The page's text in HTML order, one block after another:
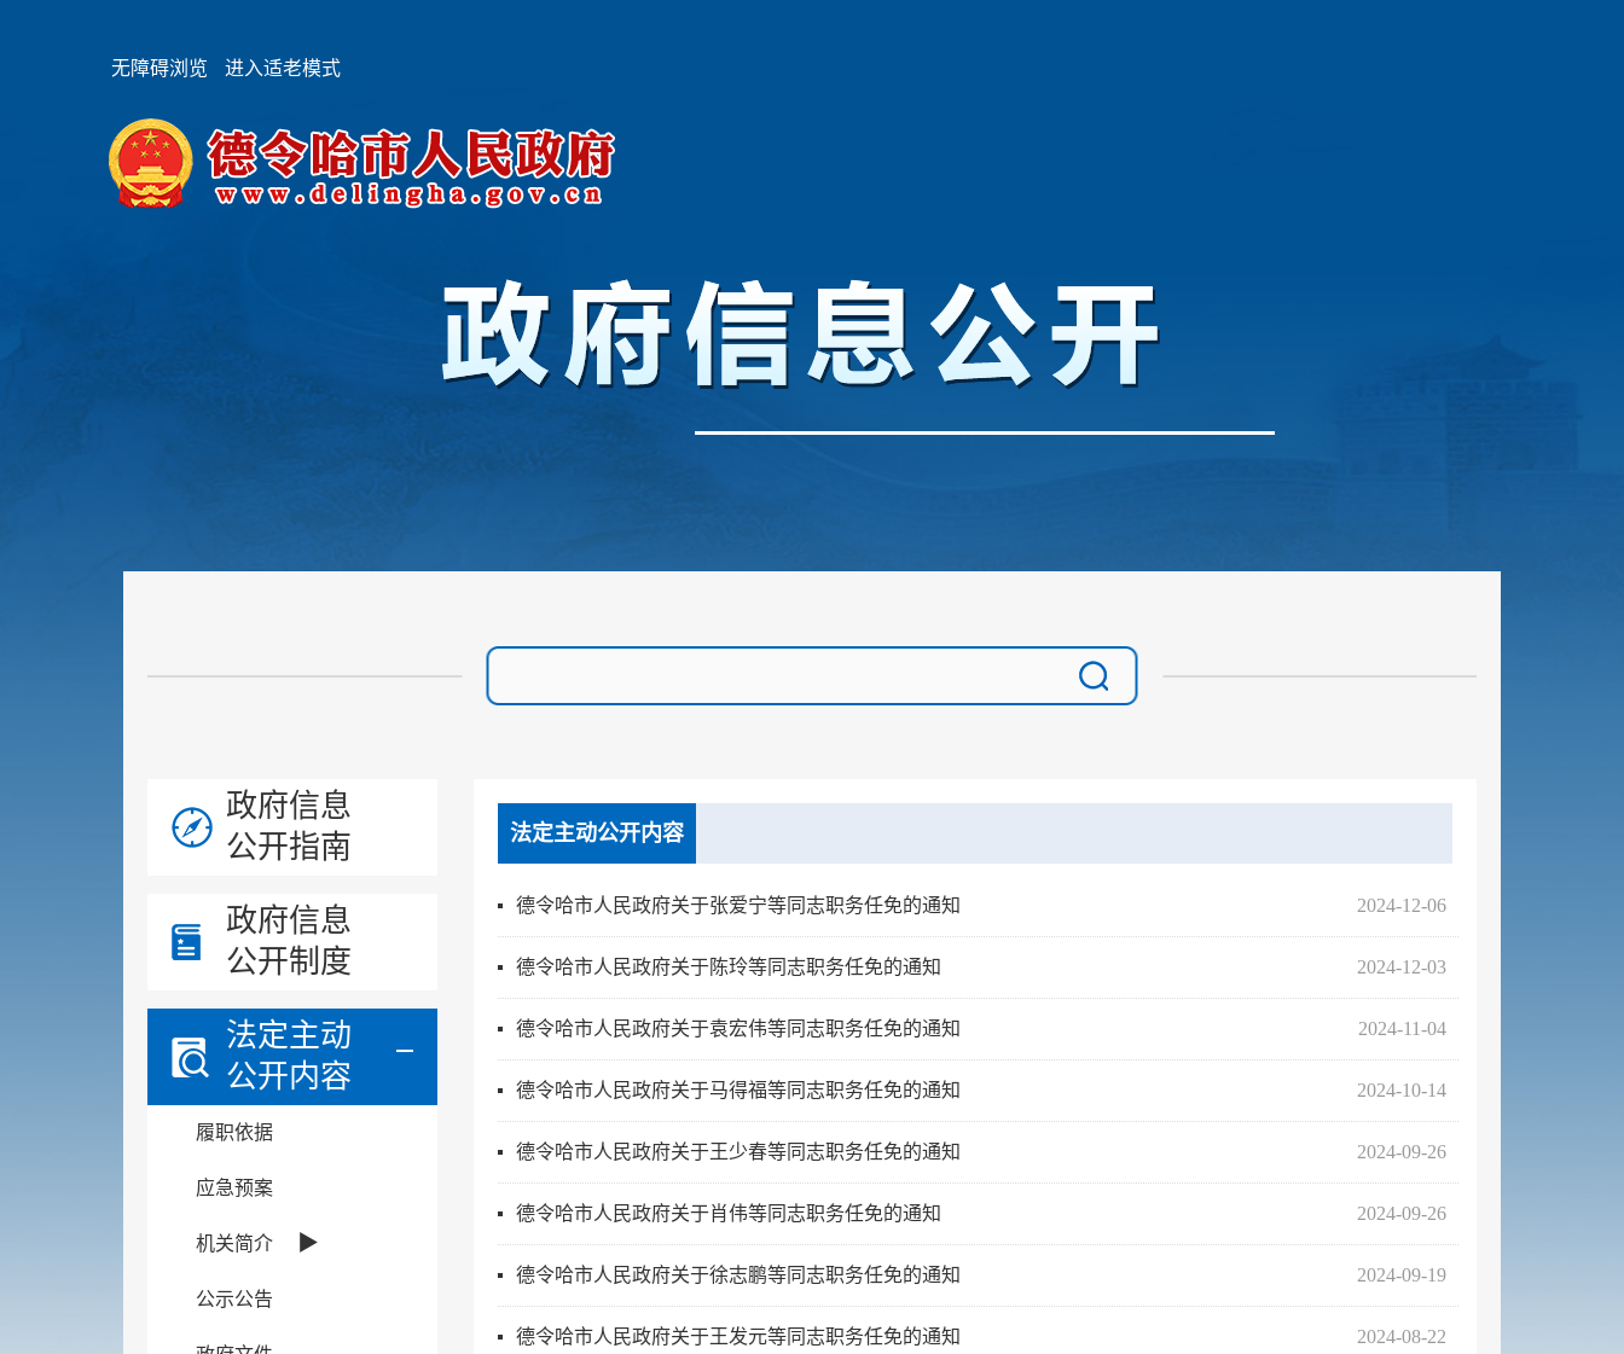
无障碍浏览 进入适老模式
政府信息
公开指南
政府信息
公开制度
法定主动
公开内容
履职依据
应急预案
机关简介 ▶
公示公告
法定主动公开内容
德令哈市人民政府关于张爱宁等同志职务任免的通知 2024-12-06
德令哈市人民政府关于陈玲等同志职务任免的通知 2024-12-03
德令哈市人民政府关于袁宏伟等同志职务任免的通知 2024-11-04
德令哈市人民政府关于马得福等同志职务任免的通知 2024-10-14
德令哈市人民政府关于王少春等同志职务任免的通知 2024-09-26
德令哈市人民政府关于肖伟等同志职务任免的通知 2024-09-26
德令哈市人民政府关于徐志鹏等同志职务任免的通知 2024-09-19
德令哈市人民政府关于王发元等同志职务任免的通知 2024-08-22